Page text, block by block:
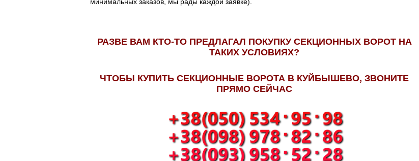
РАЗВЕ ВАМ КТО-ТО ПРЕДЛАГАЛ ПОКУПКУ СЕКЦИОННЫХ ВОРОТ НА
ТАКИХ УСЛОВИЯХ?
ЧТОБЫ КУПИТЬ СЕКЦИОННЫЕ ВОРОТА В КУЙБЫШЕВО, ЗВОНИТЕ
ПРЯМО СЕЙЧАС